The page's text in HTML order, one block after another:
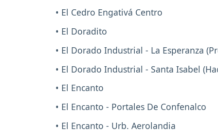
• El Cedro Engativá Centro
• El Doradito
• El Dorado Industrial - La Esperanza
• El Dorado Industrial - Santa Isabel
• El Encanto
• El Encanto - Portales De Confenalco
• El Encanto - Urb. Aerolandia